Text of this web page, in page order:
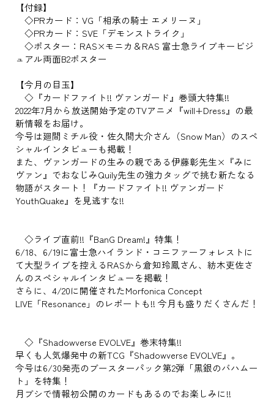
【付録】
◇PRカード：VG「相承の騎士 エメリーヌ」
◇PRカード：SVE「デモンストライク」
◇ポスター：RAS×モニカ＆RAS 富士急ライブキービジ
ュアル両面B2ポスター
【今月の目玉】
◇『カードファイト!! ヴァンガード』巻頭大特集!!
2022年7月から放送開始予定のTVアニメ『will+Dress』の最
新情報をお届け。
今号は廻間ミチル役・佐久間大介さん（Snow Man）のスペ
シャルインタビューも掲載！
また、ヴァンガードの生みの親である伊藤彰先生×『みに
ヴァン』でおなじみQuily先生の強力タッグで挑む新たなる
物語がスタート！『カードファイト!! ヴァンガード
YouthQuake』を見逃すな!!
◇ライブ直前!!『BanG Dream!』特集！
6/18、6/19に富士急ハイランド・コニファーフォレストに
て大型ライブを控えるRASから倉知玲鳳さん、紡木吏佐さ
んのスペシャルインタビューを掲載！
さらに、4/20に開催されたMorfonica Concept
LIVE「Resonance」のレポートも!! 今月も盛りだくさんだ！
◇『Shadowverse EVOLVE』巻末特集!!
早くも人気爆発中の新TCG『Shadowverse EVOLVE』。
今号は6/30発売のブースターパック第2弾「黒銀のバハムー
ト」を特集！
月ブシで情報初公開のカードもあるのでお楽しみに!!